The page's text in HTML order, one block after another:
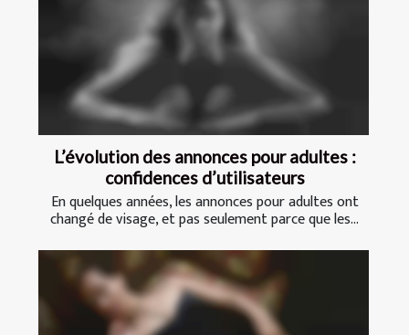
L’évolution des annonces pour adultes :
confidences d’utilisateurs
En quelques années, les annonces pour adultes ont
changé de visage, et pas seulement parce que les...